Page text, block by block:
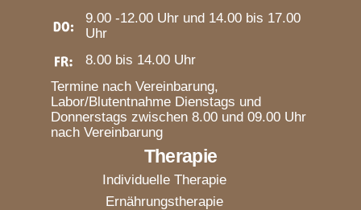
Therapie
Individuelle Therapie
Ernährungstherapie
9.00 -12.00 Uhr und 14.00 bis 17.00
Uhr
8.00 bis 14.00 Uhr
Termine nach Vereinbarung,
Labor/Blutentnahme Dienstags und
Donnerstags zwischen 8.00 und 09.00 Uhr
nach Vereinbarung